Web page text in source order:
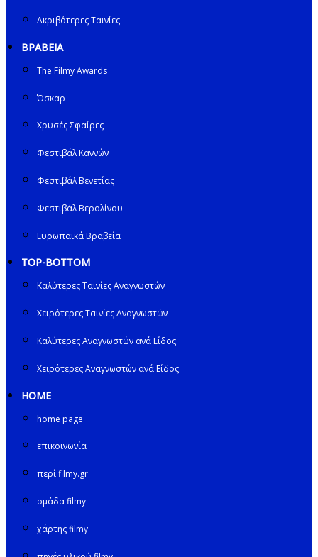
Ακριβότερες Ταινίες
ΒΡΑΒΕΙΑ
The Filmy Awards
Όσκαρ
Χρυσές Σφαίρες
Φεστιβάλ Καννών
Φεστιβάλ Βενετίας
Φεστιβάλ Βερολίνου
Ευρωπαϊκά Βραβεία
TOP-BOTTOM
Καλύτερες Ταινίες Αναγνωστών
Χειρότερες Ταινίες Αναγνωστών
Καλύτερες Αναγνωστών ανά Είδος
Χειρότερες Αναγνωστών ανά Είδος
HOME
home page
επικοινωνία
περί filmy.gr
ομάδα filmy
χάρτης filmy